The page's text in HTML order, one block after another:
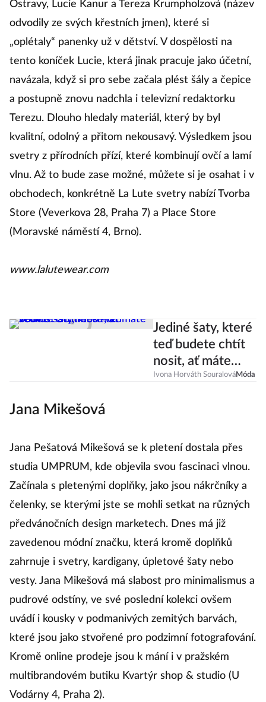
Ostravy, Lucie Kanur a Tereza Krumpholzová (název
odvodily ze svých křestních jmen), které si
„oplétaly“ panenky už v dětství. V dospělosti na
tento koníček Lucie, která jinak pracuje jako účetní,
navázala, když si pro sebe začala plést šály a čepice
a postupně znovu nadchla i televizní redaktorku
Terezu. Dlouho hledaly materiál, který by byl
kvalitní, odolný a přitom nekousavý. Výsledkem jsou
svetry z přírodních přízí, které kombinují ovčí a lamí
vlnu. Až to bude zase možné, můžete si je osahat i v
obchodech, konkrétně La Lute svetry nabízí Tvorba
Store (Veverkova 28, Praha 7) a Place Store
(Moravské náměstí 4, Brno).
www.lalutewear.com
Jediné šaty, které
teď budete chtít
nosit, ať máte
velikost 36, nebo
Ivona Horváth SouralováMóda
Jana Mikešová
Jana Pešatová Mikešová se k pletení dostala přes
studia UMPRUM, kde objevila svou fascinaci vlnou.
Začínala s pletenými doplňky, jako jsou nákrčníky a
čelenky, se kterými jste se mohli setkat na různých
předvánočních design marketech. Dnes má již
zavedenou módní značku, která kromě doplňků
zahrnuje i svetry, kardigany, úpletové šaty nebo
vesty. Jana Mikešová má slabost pro minimalismus a
pudrové odstíny, ve své poslední kolekci ovšem
uvádí i kousky v podmanivých zemitých barvách,
které jsou jako stvořené pro podzimní fotografování.
Kromě online prodeje jsou k mání i v pražském
multibrandovém butiku Kvartýr shop & studio (U
Vodárny 4, Praha 2).